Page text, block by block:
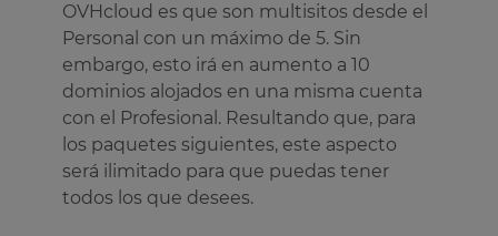
OVHcloud es que son multisitos desde el
Personal con un máximo de 5. Sin
embargo, esto irá en aumento a 10
dominios alojados en una misma cuenta
con el Profesional. Resultando que, para
los paquetes siguientes, este aspecto
será ilimitado para que puedas tener
todos los que desees.